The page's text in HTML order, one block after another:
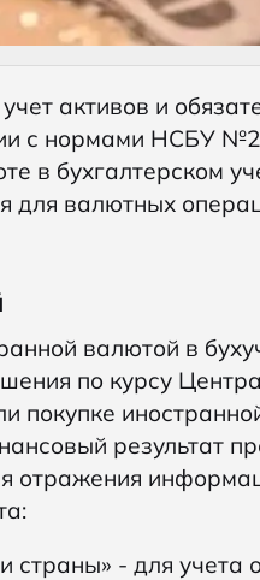
активов и
с нормами НСБУ
в бухгалтерском
для валютных
валютой в
по курсу
покупке
результат
отражения
страны» - для учета